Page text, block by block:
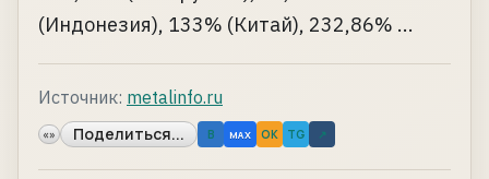
(Индонезия), 133% (Китай), 232,86% ...
Источник: metalinfo.ru
«» Поделиться... B MAX OK TG ↗